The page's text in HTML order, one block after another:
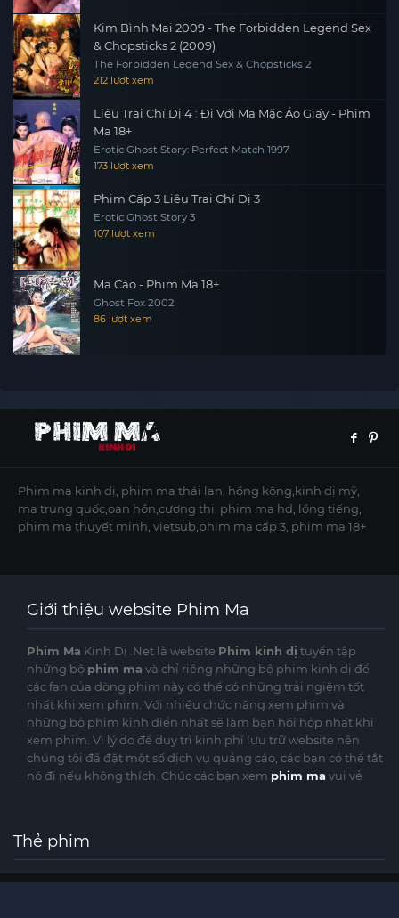
Kim Bình Mai 2009 - The Forbidden Legend Sex
& Chopsticks 2 (2009)
The Forbidden Legend Sex & Chopsticks 2
212 lượt xem
Liêu Trai Chí Dị 4 : Đi Với Ma Mặc Áo Giấy - Phim
Ma 18+
Erotic Ghost Story: Perfect Match 1997
173 lượt xem
Phim Cấp 3 Liêu Trai Chí Dị 3
Erotic Ghost Story 3
107 lượt xem
Ma Cáo - Phim Ma 18+
Ghost Fox 2002
86 lượt xem
Phim ma kinh dị, phim ma thái lan, hồng kông,kinh dị mỹ,
ma trung quốc,oan hồn,cương thi, phim ma hd, lồng tiếng,
phim ma thuyết minh, vietsub,phim ma cấp 3, phim ma 18+
Giới thiệu website Phim Ma
Phim Ma Kinh Dị .Net là website Phim kinh dị tuyển tập
những bộ phim ma và chỉ riêng những bộ phim kinh dị để
các fan của dòng phim này có thể có những trải ngiệm tốt
nhất khi xem phim. Với nhiều chức năng xem phim và
những bộ phim kinh điển nhất sẽ làm bạn hồi hộp nhất khi
xem phim. Vì lý do để duy trì kinh phí lưu trữ website nên
chúng tôi đã đặt một số dịch vụ quảng cáo, các bạn có thể tắt
nó đi nếu không thích. Chúc các bạn xem phim mavui vẻ
Thẻ phim